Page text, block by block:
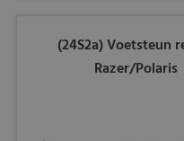
(24S2a) Voetsteun
Razer/Polaris